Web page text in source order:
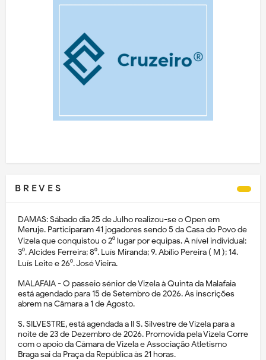
B R E V E S
DAMAS: Sábado dia 25 de Julho realizou-se o Open em
Meruje. Participaram 41 jogadores sendo 5 da Casa do Povo de
Vizela que conquistou o 2⁰ lugar por equipas. A nível individual:
3⁰. Alcides Ferreira; 8⁰. Luís Miranda; 9. Abílio Pereira ( M ); 14.
Luís Leite e 26⁰. José Vieira.
MALAFAIA - O passeio sénior de Vizela à Quinta da Malafaia
está agendado para 15 de Setembro de 2026. As inscrições
abrem na Câmara a 1 de Agosto.
S. SILVESTRE, está agendada a II S. Silvestre de Vizela para a
noite de 23 de Dezembro de 2026. Promovida pela Vizela Corre
com o apoio da Câmara de Vizela e Associação Atletismo
Braga sai da Praça da República às 21 horas.